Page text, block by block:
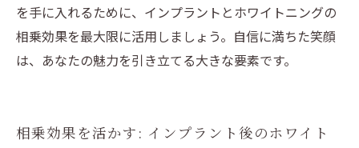
を手に入れるために、インプラントとホワイトニングの
相乗効果を最大限に活用しましょう。自信に満ちた笑顔
は、あなたの魅力を引き立てる大きな要素です。
相乗効果を活かす: インプラント後のホワイト